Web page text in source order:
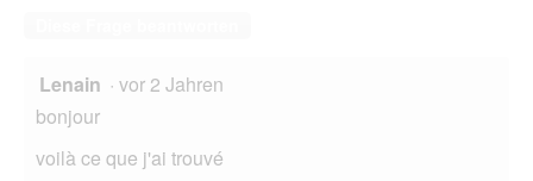
Lenain · vor 2 Jahren
bonjour
voilà ce que j'ai trouvé